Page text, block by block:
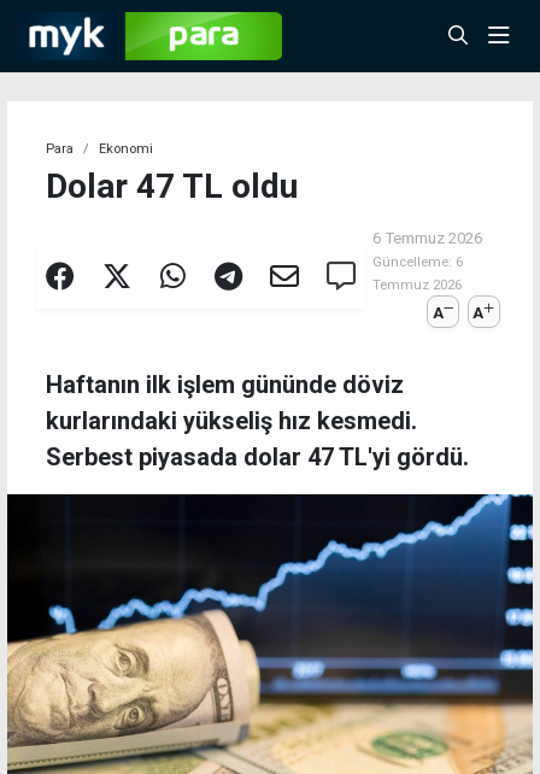
Para Ekonomi
Dolar 47 TL oldu
6 Temmuz 2026
Güncelleme: 6
Temmuz 2026
A A
Haftanın ilk işlem gününde döviz
kurlarındaki yükseliş hız kesmedi.
Serbest piyasada dolar 47 TL'yi gördü.